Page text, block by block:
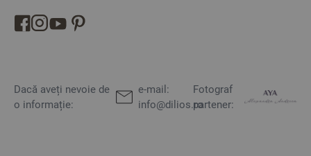
Dacă aveți nevoie de
o informație:
e-mail:
info@dilios.ro
Fotograf
partener: